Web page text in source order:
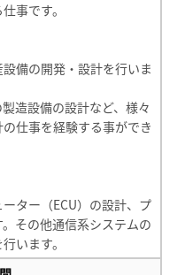
事です。
備の開発・設計を行いま
造設備の設計など、様々
仕事を経験する事ができ
ター（ECU）の設計、プ
その他通信系システムの
います。